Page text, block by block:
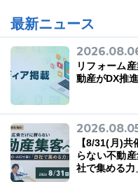
最新ニュース
リフォーム
動産がDX推
【8/31(月)
らない不動
社で集める